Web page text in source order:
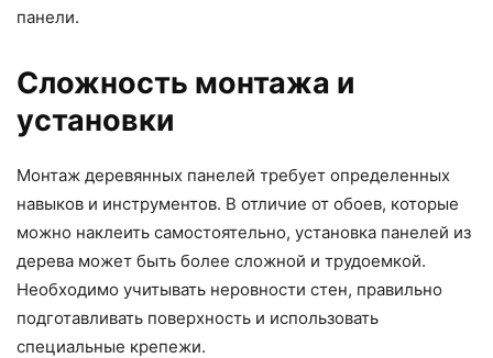
панели.
Сложность монтажа и
установки
Монтаж деревянных панелей требует определенных
навыков и инструментов. В отличие от обоев, которые
можно наклеить самостоятельно, установка панелей из
дерева может быть более сложной и трудоемкой.
Необходимо учитывать неровности стен, правильно
подготавливать поверхность и использовать
специальные крепежи.